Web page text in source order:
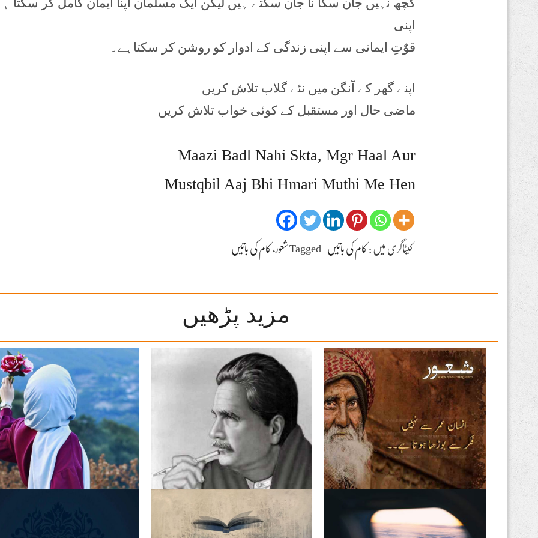
اپنی
قوٌتِ ایمانی سے اپنی زندگی کے ادوار کو روشن کر سکتاہے۔
اپنے گھر کے آنگن میں نئے گلاب تلاش کریں
ماضی حال اور مستقبل کے کوئی خواب تلاش کریں
Maazi Badl Nahi Skta, Mgr Haal Aur
Mustqbil Aaj Bhi Hmari Muthi Me Hen
کیٹاگری میں : کام کی باتیں Taggedشعور ، کام کی باتیں
مزید پڑھیں
اقبال تیری عظمت کی داستاں فکریں انسان کو بوڑھا کرتی